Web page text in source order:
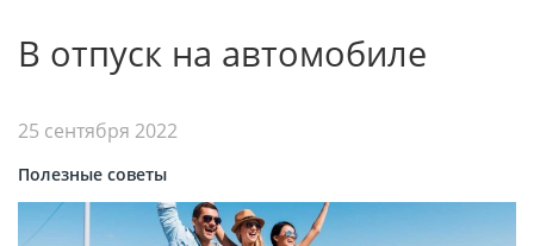
В отпуск на автомобиле
25 сентября 2022
Полезные советы